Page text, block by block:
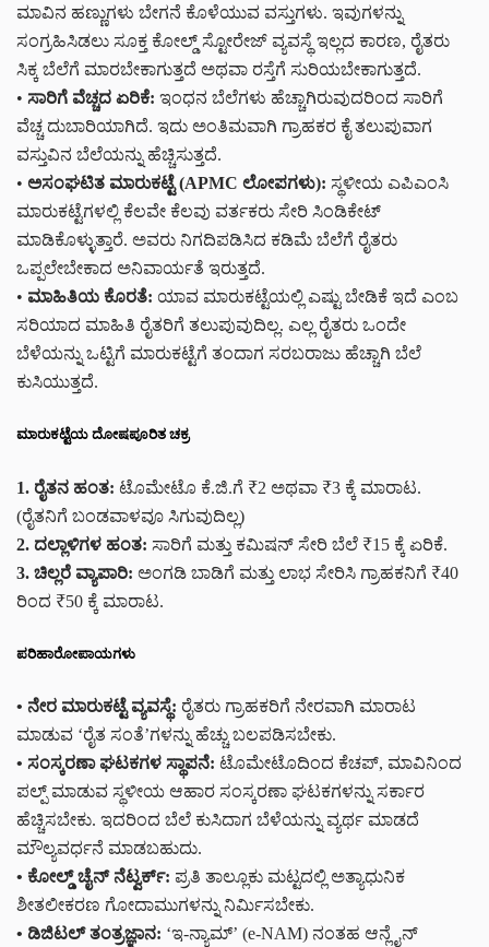
ಮಾವಿನ ಹಣ್ಣುಗಳು ಬೇಗನೆ ಕೊಳೆಯುವ ವಸ್ತುಗಳು. ಇವುಗಳನ್ನು
ಸಂಗ್ರಹಿಸಿಡಲು ಸೂಕ್ತ ಕೋಲ್ಡ್ ಸ್ಟೋರೇಜ್ ವ್ಯವಸ್ಥೆ ಇಲ್ಲದ ಕಾರಣ, ರೈತರು
ಸಿಕ್ಕ ಬೆಲೆಗೆ ಮಾರಬೇಕಾಗುತ್ತದೆ ಅಥವಾ ರಸ್ತೆಗೆ ಸುರಿಯಬೇಕಾಗುತ್ತದೆ.
• ಸಾರಿಗೆ ವೆಚ್ಚದ ಏರಿಕೆ: ಇಂಧನ ಬೆಲೆಗಳು ಹೆಚ್ಚಾಗಿರುವುದರಿಂದ ಸಾರಿಗೆ
ವೆಚ್ಚ ದುಬಾರಿಯಾಗಿದೆ. ಇದು ಅಂತಿಮವಾಗಿ ಗ್ರಾಹಕರ ಕೈ ತಲುಪುವಾಗ
ವಸ್ತುವಿನ ಬೆಲೆಯನ್ನು ಹೆಚ್ಚಿಸುತ್ತದೆ.
• ಅಸಂಘಟಿತ ಮಾರುಕಟ್ಟೆ (APMC ಲೋಪಗಳು): ಸ್ಥಳೀಯ ಎಪಿಎಂಸಿ
ಮಾರುಕಟ್ಟೆಗಳಲ್ಲಿ ಕೆಲವೇ ಕೆಲವು ವರ್ತಕರು ಸೇರಿ ಸಿಂಡಿಕೇಟ್
ಮಾಡಿಕೊಳ್ಳುತ್ತಾರೆ. ಅವರು ನಿಗದಿಪಡಿಸಿದ ಕಡಿಮೆ ಬೆಲೆಗೆ ರೈತರು
ಒಪ್ಪಲೇಬೇಕಾದ ಅನಿವಾರ್ಯತೆ ಇರುತ್ತದೆ.
• ಮಾಹಿತಿಯ ಕೊರತೆ: ಯಾವ ಮಾರುಕಟ್ಟೆಯಲ್ಲಿ ಎಷ್ಟು ಬೇಡಿಕೆ ಇದೆ ಎಂಬ
ಸರಿಯಾದ ಮಾಹಿತಿ ರೈತರಿಗೆ ತಲುಪುವುದಿಲ್ಲ. ಎಲ್ಲ ರೈತರು ಒಂದೇ
ಬೆಳೆಯನ್ನು ಒಟ್ಟಿಗೆ ಮಾರುಕಟ್ಟೆಗೆ ತಂದಾಗ ಸರಬರಾಜು ಹೆಚ್ಚಾಗಿ ಬೆಲೆ
ಕುಸಿಯುತ್ತದೆ.
ಮಾರುಕಟ್ಟೆಯ ದೋಷಪೂರಿತ ಚಕ್ರ
1. ರೈತನ ಹಂತ: ಟೊಮೇಟೊ ಕೆ.ಜಿ.ಗೆ ₹2 ಅಥವಾ ₹3 ಕ್ಕೆ ಮಾರಾಟ.
(ರೈತನಿಗೆ ಬಂಡವಾಳವೂ ಸಿಗುವುದಿಲ್ಲ)
2. ದಲ್ಲಾಳಿಗಳ ಹಂತ: ಸಾರಿಗೆ ಮತ್ತು ಕಮಿಷನ್ ಸೇರಿ ಬೆಲೆ ₹15 ಕ್ಕೆ ಏರಿಕೆ.
3. ಚಿಲ್ಲರೆ ವ್ಯಾಪಾರಿ: ಅಂಗಡಿ ಬಾಡಿಗೆ ಮತ್ತು ಲಾಭ ಸೇರಿಸಿ ಗ್ರಾಹಕನಿಗೆ ₹40
ರಿಂದ ₹50 ಕ್ಕೆ ಮಾರಾಟ.
ಪರಿಹಾರೋಪಾಯಗಳು
• ನೇರ ಮಾರುಕಟ್ಟೆ ವ್ಯವಸ್ಥೆ: ರೈತರು ಗ್ರಾಹಕರಿಗೆ ನೇರವಾಗಿ ಮಾರಾಟ
ಮಾಡುವ ‘ರೈತ ಸಂತೆ’ಗಳನ್ನು ಹೆಚ್ಚು ಬಲಪಡಿಸಬೇಕು.
• ಸಂಸ್ಕರಣಾ ಘಟಕಗಳ ಸ್ಥಾಪನೆ: ಟೊಮೇಟೊದಿಂದ ಕೆಚಪ್, ಮಾವಿನಿಂದ
ಪಲ್ಪ್ ಮಾಡುವ ಸ್ಥಳೀಯ ಆಹಾರ ಸಂಸ್ಕರಣಾ ಘಟಕಗಳನ್ನು ಸರ್ಕಾರ
ಹೆಚ್ಚಿಸಬೇಕು. ಇದರಿಂದ ಬೆಲೆ ಕುಸಿದಾಗ ಬೆಳೆಯನ್ನು ವ್ಯರ್ಥ ಮಾಡದೆ
ಮೌಲ್ಯವರ್ಧನೆ ಮಾಡಬಹುದು.
• ಕೋಲ್ಡ್ ಚೈನ್ ನೆಟ್ವರ್ಕ್: ಪ್ರತಿ ತಾಲ್ಲೂಕು ಮಟ್ಟದಲ್ಲಿ ಅತ್ಯಾಧುನಿಕ
ಶೀತಲೀಕರಣ ಗೋದಾಮುಗಳನ್ನು ನಿರ್ಮಿಸಬೇಕು.
• ಡಿಜಿಟಲ್ ತಂತ್ರಜ್ಞಾನ: ‘ಇ-ನ್ಯಾಮ್’ (e-NAM) ನಂತಹ ಆನ್ಲೈನ್